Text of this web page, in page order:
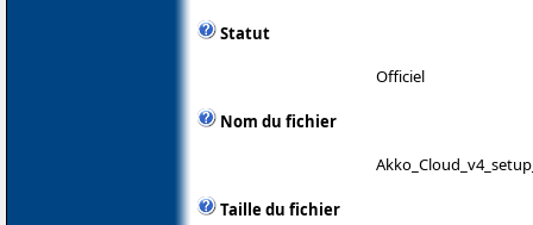
Statut
Officiel
Nom du fichier
Taille du fichier